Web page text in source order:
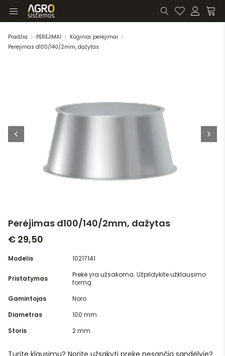
Pradžia PERĖJIMAI
Kūginiai perėjimai
Perėjimas d100/140/2mm, dažytas
Perėjimas d100/140/2mm, dažytas
€ 29,50
Modelis 10217141
Pristatymas
Prekė yra užsakoma. Užpildykite užklausimo
formą.
Gamintojas
Noro
Diametras
100 mm
Storis
2 mm
Turite klausimų? Norite užsakyti prekę nesančią sandėlyje?